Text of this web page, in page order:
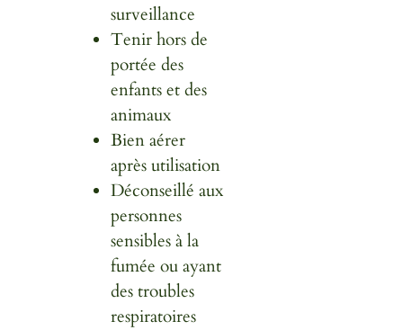
surveillance
Tenir hors de
portée des
enfants et des
animaux
Bien aérer
après utilisation
Déconseillé aux
personnes
sensibles à la
fumée ou ayant
des troubles
respiratoires